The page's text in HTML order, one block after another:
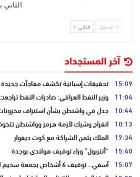
السابق التالي
آخر المستجداد
15:09 تحقيقات إسبانية تكشف مفاجآت
11:04 وزير النفط العراقي: صادرات النفط تراجعت بنسبة 75%
10:44 جدل في واشنطن بشأن استنزاف مخزونات
10:13 انفراج وشيك لأزمة هرمز وواشنطن
17:34 الملك يثمن الشراكة مع كوت ديفوار
15:40 “أنتربول” وراء توقيف هولندي بوجدة
15:07 آسفي.. توقيف 6 أشخاص بجمعة سحيم للاشتباه في التنقيب عن الكنوز .